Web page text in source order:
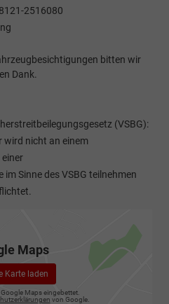
2516080
bitten wir
Dank.
(VSBG):
wird nicht an einem
Sinne des VSBG teilnehmen
Maps
Karte laden
Maps eingebettet.
von Google.